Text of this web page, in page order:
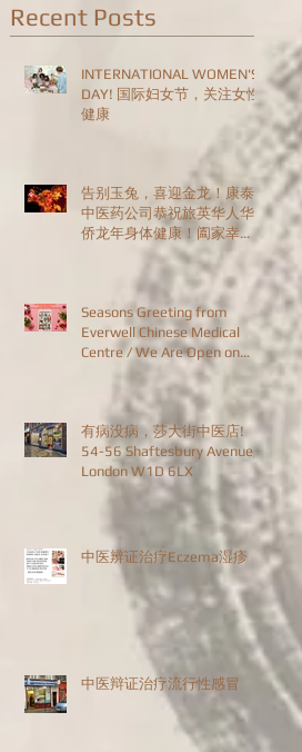
Recent Posts
INTERNATIONAL WOMEN'S
DAY! 国际妇女节，关注女性
健康
告别玉兔，喜迎金龙！康泰
中医药公司恭祝旅英华人华
侨龙年身体健康！阖家幸
福！恭喜发财！HAPPY
CHINESE NEW YEAR!
Seasons Greeting from
Everwell Chinese Medical
Centre / We Are Open on
有病没病，莎大街中医店!
54-56 Shaftesbury Avenue,
London W1D 6LX
中医辨证治疗Eczema湿疹
中医辩证治疗流行性感冒